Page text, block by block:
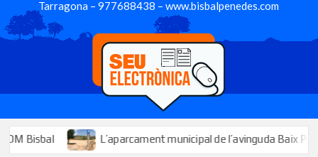
Tarragona – 977688438 – www.bisbalpenedes.com
L’aparcament municipal de l’avinguda Baix